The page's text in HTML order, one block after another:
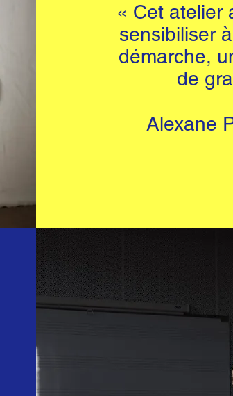
« Cet atelier
sensibiliser
démarche,
de
Alexane